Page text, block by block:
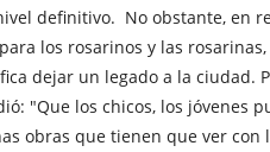
definitivo. No obstante, en
los rosarinos y las
dejar un legado a la ciudad.
"Que los chicos, los jóvenes
obras que tienen que ver con